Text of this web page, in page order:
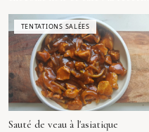
TENTATIONS SALÉES
Sauté de veau à l'asiatique